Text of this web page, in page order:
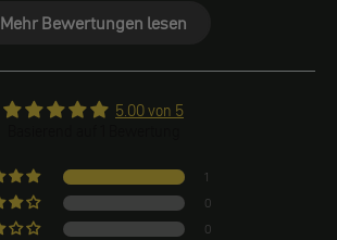
Mehr Bewertungen lesen
5.00 von 5
1
0
0